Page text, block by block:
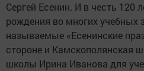
Сергей Есенин. И в честь 120
рождения во многих учебных
называемые «Есенинские
стороне и Камскополянская
школы Ирина Иванова для